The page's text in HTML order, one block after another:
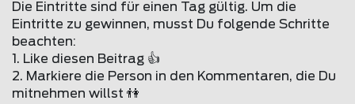
Die Eintritte sind für einen Tag gültig. Um die
Eintritte zu gewinnen, musst Du folgende Schritte
beachten:
1. Like diesen Beitrag 👍
2. Markiere die Person in den Kommentaren, die Du
mitnehmen willst 👫